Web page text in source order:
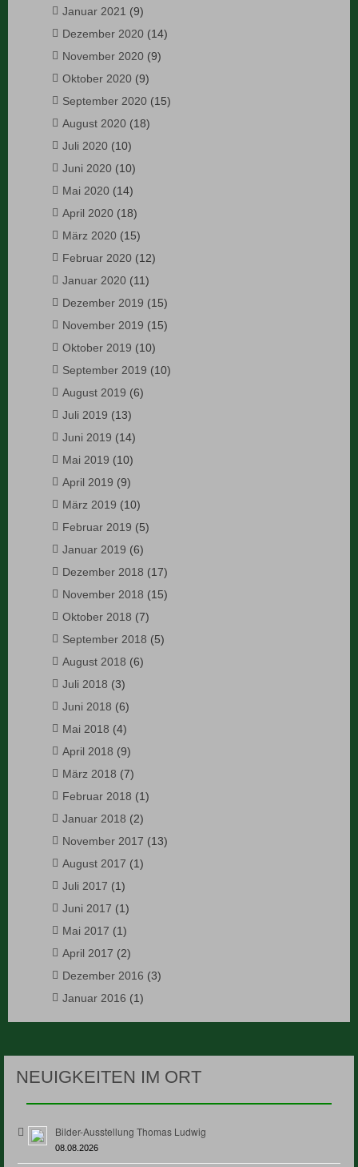
Januar 2021 (9)
Dezember 2020 (14)
November 2020 (9)
Oktober 2020 (9)
September 2020 (15)
August 2020 (18)
Juli 2020 (10)
Juni 2020 (10)
Mai 2020 (14)
April 2020 (18)
März 2020 (15)
Februar 2020 (12)
Januar 2020 (11)
Dezember 2019 (15)
November 2019 (15)
Oktober 2019 (10)
September 2019 (10)
August 2019 (6)
Juli 2019 (13)
Juni 2019 (14)
Mai 2019 (10)
April 2019 (9)
März 2019 (10)
Februar 2019 (5)
Januar 2019 (6)
Dezember 2018 (17)
November 2018 (15)
Oktober 2018 (7)
September 2018 (5)
August 2018 (6)
Juli 2018 (3)
Juni 2018 (6)
Mai 2018 (4)
April 2018 (9)
März 2018 (7)
Februar 2018 (1)
Januar 2018 (2)
November 2017 (13)
August 2017 (1)
Juli 2017 (1)
Juni 2017 (1)
Mai 2017 (1)
April 2017 (2)
Dezember 2016 (3)
Januar 2016 (1)
NEUIGKEITEN IM ORT
Bilder-Ausstellung Thomas Ludwig
08.08.2026